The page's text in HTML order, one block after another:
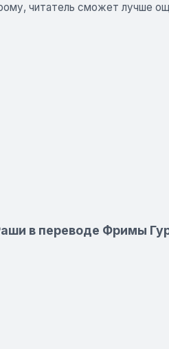
читатель сможет лучше
в переводе Фримы